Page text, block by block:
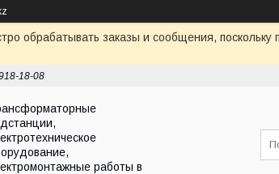
обрабатывать заказы и сообщения,
18-08
работы в